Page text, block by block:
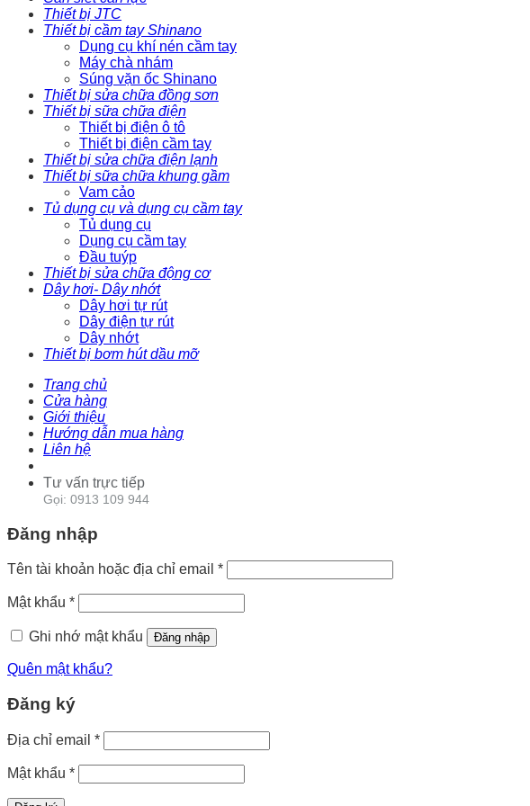
Thiết bị JTC
Thiết bị cầm tay Shinano
Dụng cụ khí nén cầm tay
Máy chà nhám
Súng vặn ốc Shinano
Thiết bị sửa chữa đồng sơn
Thiết bị sữa chữa điện
Thiết bị điện ô tô
Thiết bị điện cầm tay
Thiết bị sửa chữa điện lạnh
Thiết bị sữa chữa khung gầm
Vam cảo
Tủ dụng cụ và dụng cụ cầm tay
Tủ dụng cụ
Dụng cụ cầm tay
Đầu tuýp
Thiết bị sửa chữa động cơ
Dây hơi- Dây nhớt
Dây hơi tự rút
Dây điện tự rút
Dây nhớt
Thiết bị bơm hút dầu mỡ
Trang chủ
Cửa hàng
Giới thiệu
Hướng dẫn mua hàng
Liên hệ
Tư vấn trực tiếp
Gọi: 0913 109 944
Đăng nhập
Tên tài khoản hoặc địa chỉ email *
Mật khẩu *
Ghi nhớ mật khẩu Đăng nhập
Quên mật khẩu?
Đăng ký
Địa chỉ email *
Mật khẩu *